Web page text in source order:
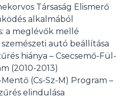
Társaság Elismerő
alkalmából
a meglévők mellé
autó beállítása
hiánya – Csecsemő-Fül-
(2010-2013)
(Cs-Sz-M) Program –
elindulása